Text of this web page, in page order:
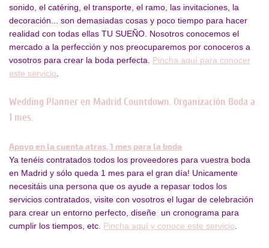
sonido, el catéring, el transporte, el ramo, las invitaciones, la
decoración... son demasiadas cosas y poco tiempo para hacer
realidad con todas ellas TU SUEÑO. Nosotros conocemos el
mercado a la perfección y nos preocuparemos por conoceros a
vosotros para crear la boda perfecta. Pincha aquí para conocer
este servicio.
Wedding Planner en Madrid Countdown. Organización Boda a
1 mes.
Apoyo en la cuenta atras, 1 mes para la boda
Ya tenéis contratados todos los proveedores para vuestra boda
en Madrid y sólo queda 1 mes para el gran día! Unicamente
necesitáis una persona que os ayude a repasar todos los
servicios contratados, visite con vosotros el lugar de celebración
para crear un entorno perfecto, diseñe un cronograma para
cumplir los tiempos, etc. Pincha aquí y conoce este servicio.